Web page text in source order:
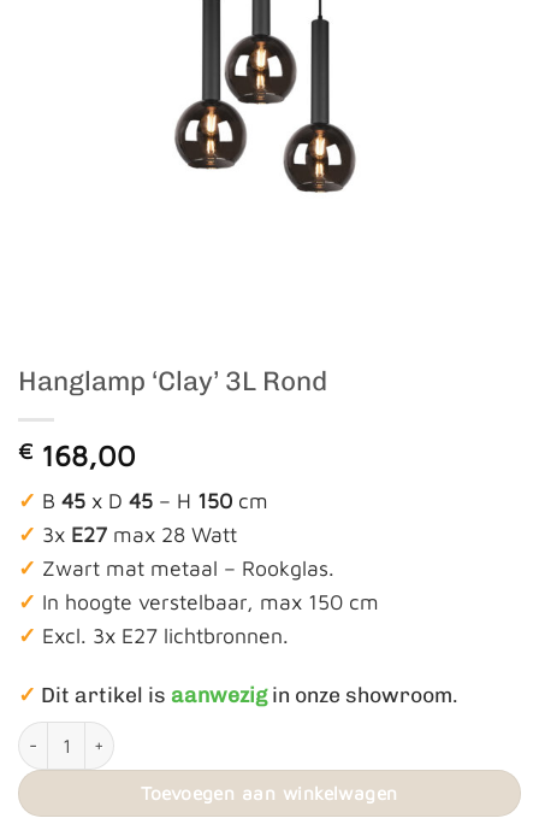
Hanglamp ‘Clay’ 3L Rond
€ 168,00
✓ B 45 x D 45 – H 150 cm
✓ 3x E27 max 28 Watt
✓ Zwart mat metaal – Rookglas.
✓ In hoogte verstelbaar, max 150 cm
✓ Excl. 3x E27 lichtbronnen.
✓ Dit artikel is aanwezigin onze showroom.
Hanglamp ‘Clay’ 3L Rond aantal
Toevoegen aan winkelwagen